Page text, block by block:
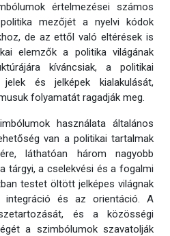
értelmezései számos
mezőjét a nyelvi kódok
de az ettől való eltérések is
elemzők a politika világának
kíváncsiak, a politikai
és jelképek kialakulását,
folyamatát ragadják meg.
használata általános
van a politikai tartalmak
láthatóan három nagyobb
tárgyi, a cselekvési és a fogalmi
testet öltött jelképes világnak
és az orientáció. A
és a közösségi
a szimbólumok szavatolják